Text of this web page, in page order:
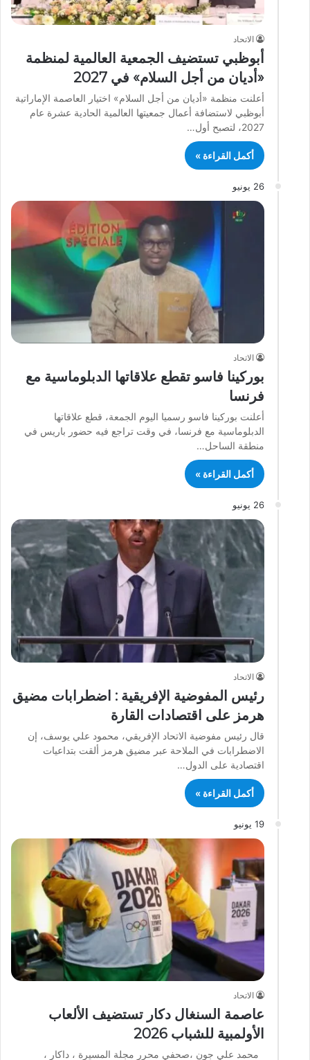
الاتحاد
أبوظبي تستضيف الجمعية العالمية لمنظمة
«أديان من أجل السلام» في 2027
أعلنت منظمة «أديان من أجل السلام» اختيار العاصمة الإماراتية
أبوظبي لاستضافة أعمال جمعيتها العالمية الحادية عشرة عام
2027، لتصبح أول…
أكمل القراءة »
26 يونيو
الاتحاد
بوركينا فاسو تقطع علاقاتها الدبلوماسية مع
فرنسا
أعلنت بوركينا فاسو رسميا اليوم الجمعة، قطع علاقاتها
الدبلوماسية مع فرنسا، في وقت تراجع فيه حضور باريس في
منطقة الساحل…
أكمل القراءة »
26 يونيو
الاتحاد
رئيس المفوضية الإفريقية : اضطرابات مضيق
هرمز على اقتصادات القارة
قال رئيس مفوضية الاتحاد الإفريقي، محمود علي يوسف، إن
الاضطرابات في الملاحة عبر مضيق هرمز ألقت بتداعيات
اقتصادية على الدول…
أكمل القراءة »
19 يونيو
الاتحاد
عاصمة السنغال دكار تستضيف الألعاب
الأولمبية للشباب 2026
محمد علي جون ،صحفي محرر مجلة المسيرة ، داكار ،